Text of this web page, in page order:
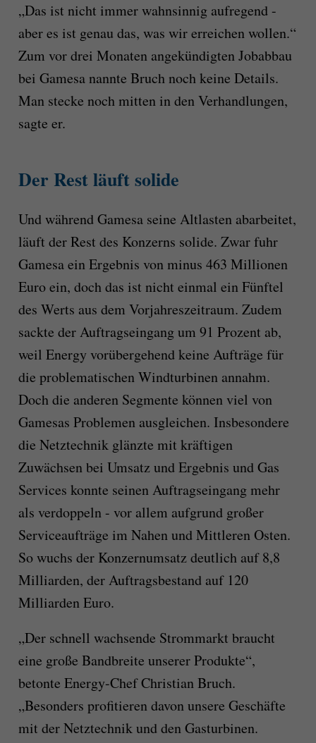
„Das ist nicht immer wahnsinnig aufregend -
aber es ist genau das, was wir erreichen wollen.“
Zum vor drei Monaten angekündigten Jobabbau
bei Gamesa nannte Bruch noch keine Details.
Man stecke noch mitten in den Verhandlungen,
sagte er.
Der Rest läuft solide
Und während Gamesa seine Altlasten abarbeitet,
läuft der Rest des Konzerns solide. Zwar fuhr
Gamesa ein Ergebnis von minus 463 Millionen
Euro ein, doch das ist nicht einmal ein Fünftel
des Werts aus dem Vorjahreszeitraum. Zudem
sackte der Auftragseingang um 91 Prozent ab,
weil Energy vorübergehend keine Aufträge für
die problematischen Windturbinen annahm.
Doch die anderen Segmente können viel von
Gamesas Problemen ausgleichen. Insbesondere
die Netztechnik glänzte mit kräftigen
Zuwächsen bei Umsatz und Ergebnis und Gas
Services konnte seinen Auftragseingang mehr
als verdoppeln - vor allem aufgrund großer
Serviceaufträge im Nahen und Mittleren Osten.
So wuchs der Konzernumsatz deutlich auf 8,8
Milliarden, der Auftragsbestand auf 120
Milliarden Euro.
„Der schnell wachsende Strommarkt braucht
eine große Bandbreite unserer Produkte“,
betonte Energy-Chef Christian Bruch.
„Besonders profitieren davon unsere Geschäfte
mit der Netztechnik und den Gasturbinen.